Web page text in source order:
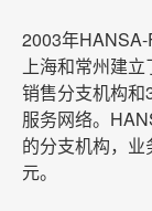
2003年
上海和常州建
销售分支机构
服务网络。
的分支机构，
元。